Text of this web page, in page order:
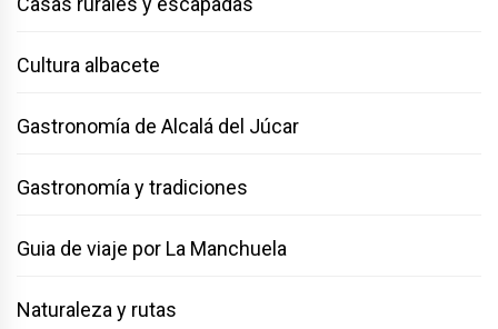
Cultura albacete
Gastronomía de Alcalá del Júcar
Gastronomía y tradiciones
Guia de viaje por La Manchuela
Naturaleza y rutas